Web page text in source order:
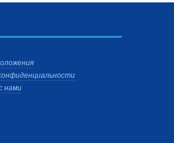
нами